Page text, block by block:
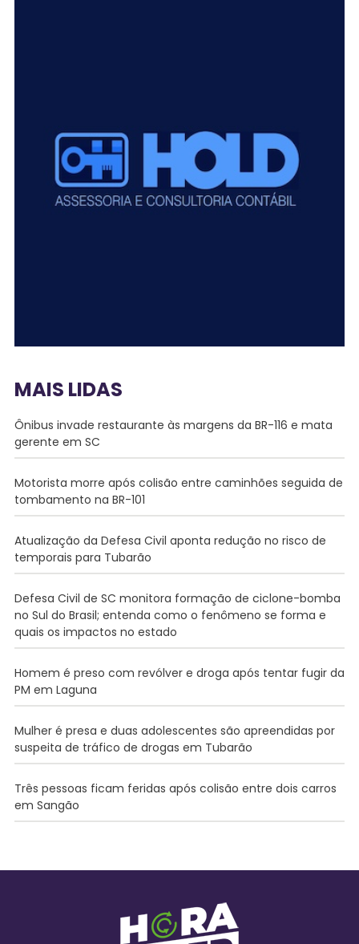
MAIS LIDAS
Ônibus invade restaurante às margens da BR-116 e mata
gerente em SC
Motorista morre após colisão entre caminhões seguida de
tombamento na BR-101
Atualização da Defesa Civil aponta redução no risco de
temporais para Tubarão
Defesa Civil de SC monitora formação de ciclone-bomba
no Sul do Brasil; entenda como o fenômeno se forma e
quais os impactos no estado
Homem é preso com revólver e droga após tentar fugir da
PM em Laguna
Mulher é presa e duas adolescentes são apreendidas por
suspeita de tráfico de drogas em Tubarão
Três pessoas ficam feridas após colisão entre dois carros
em Sangão